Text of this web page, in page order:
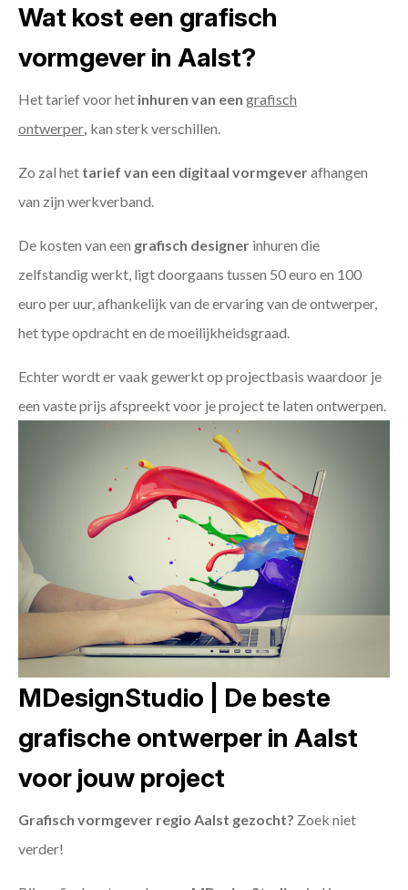
Wat kost een grafisch
vormgever in Aalst?
Het tarief voor het inhuren van een grafisch
ontwerper kan sterk verschillen.
Zo zal het tarief van een digitaal vormgeverafhangen
van zijn werkverband.
De kosten van een grafisch designer inhuren die
zelfstandig werkt, ligt doorgaans tussen 50 euro en 100
euro per uur, afhankelijk van de ervaring van de ontwerper,
het type opdracht en de moeilijkheidsgraad.
Echter wordt er vaak gewerkt op projectbasis waardoor je
een vaste prijs afspreekt voor je project te laten ontwerpen.
MDesignStudio | De beste
grafische ontwerper in Aalst
voor jouw project
Grafisch vormgever regio Aalst gezocht? Zoek niet
verder!